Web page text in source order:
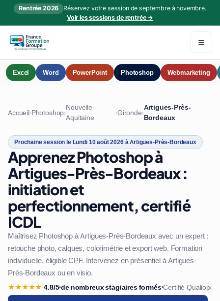
Rentrée 2026
Réservez votre session de septembre à novembre.
Voir les sessions de rentrée →
Excel Word PowerPoint Photoshop Webmarketing
Accueil›Photoshop›
Nouvelle-
Aquitaine
›Gironde›
Artigues-Près-
Bordeaux
Prochaine session le Lundi 10 août 2026 à Artigues-Près-Bordeaux
Apprenez Photoshop à
Artigues-Près-Bordeaux :
initiation et
perfectionnement, certifié
ICDL
Maîtrisez Photoshop à Artigues-Près-Bordeaux avec un expert :
retouche photo, calques, colorimétrie et export web. Formation
individuelle, éligible CPF. Intervenez en présentiel à Artigues-
Près-Bordeaux ou en visio.
★★★★★ 4.8/5•de nombreux stagiaires formés•Certifié Qualiopi